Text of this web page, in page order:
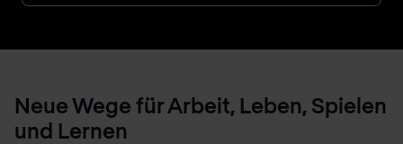
Neue Wege für Arbeit, Leben, Spielen
und Lernen